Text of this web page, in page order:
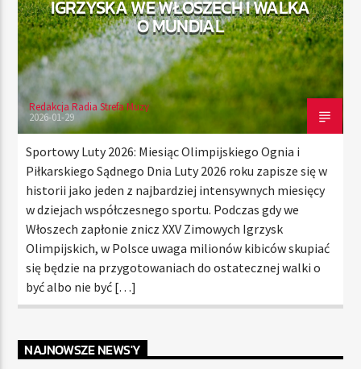
00:00 21:00
Radio Strefa Muzy
IGRZYSKA WE WŁOSZECH I WALKA
O MUNDIAL
Redakcja Radia Strefa Muzy
2026-01-29
Sportowy Luty 2026: Miesiąc Olimpijskiego Ognia i
Piłkarskiego Sądnego Dnia Luty 2026 roku zapisze się w
historii jako jeden z najbardziej intensywnych miesięcy
w dziejach współczesnego sportu. Podczas gdy we
Włoszech zapłonie znicz XXV Zimowych Igrzysk
Olimpijskich, w Polsce uwaga milionów kibiców skupiać
się będzie na przygotowaniach do ostatecznej walki o
być albo nie być […]
NAJNOWSZE NEWS'Y